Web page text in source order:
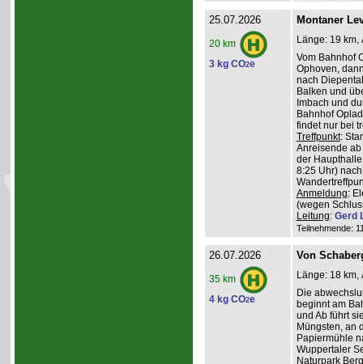
25.07.2026
20 km
3 kg CO2e
Montaner
Länge: 19 km,
Vom Bahnhof
Ophoven,
nach
Balken und
Imbach und
Bahnhof
findet nur bei
Treffpunkt:
Anreisende
der
8:25 Uhr)
Anmeldung:
(wegen
Leitung: Gerd
Teilnehmende:
26.07.2026
35 km
4 kg CO2e
Von
Länge: 18 km,
Die
beginnt am
und Ab führt
Müngsten, an
Papiermühle
Wuppertaler
Naturpark